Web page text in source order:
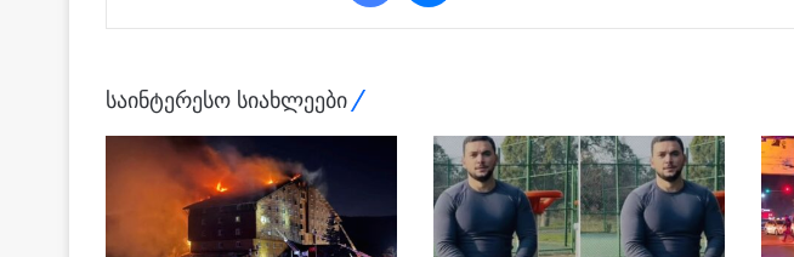
საინტერესო სიახლეები